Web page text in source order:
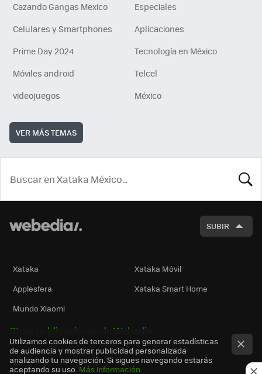
Cazando Gangas Mexico
Especiales
Celulares y Smartphones
Aplicaciones
Prime Day 2024
Tecnología en México
Móviles android
Telcel
videojuegos
México
VER MÁS TEMAS
SUBIR
Xataka
Xataka Móvil
Applesfera
Xataka Smart Home
Mundo Xiaomi
Otras publicaciones de Webedia
Utilizamos cookies de terceros para generar estadísticas
de audiencia y mostrar publicidad personalizada
analizando tu navegación. Si sigues navegando estarás
aceptando su uso. Más información